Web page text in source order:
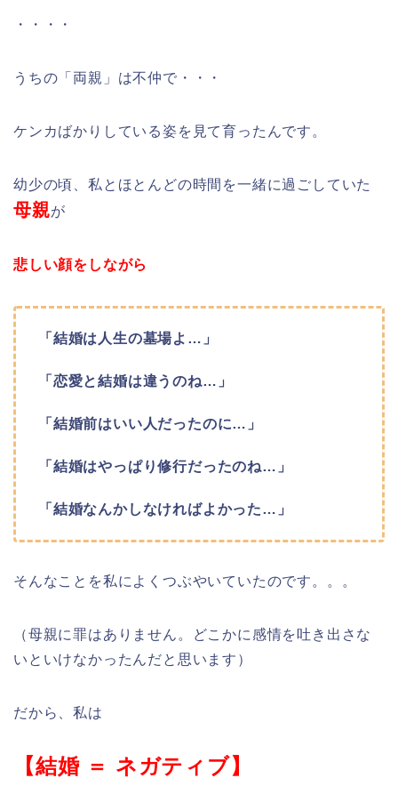
・・・・
うちの「両親」は不仲で・・・
ケンカばかりしている姿を見て育ったんです。
幼少の頃、私とほとんどの時間を一緒に過ごしていた
母親が
悲しい顔をしながら
「結婚は人生の墓場よ…」
「恋愛と結婚は違うのね…」
「結婚前はいい人だったのに…」
「結婚はやっぱり修行だったのね…」
「結婚なんかしなければよかった…」
そんなことを私によくつぶやいていたのです。。。
（母親に罪はありません。どこかに感情を吐き出さな
いといけなかったんだと思います）
だから、私は
【結婚 ＝ ネガティブ】